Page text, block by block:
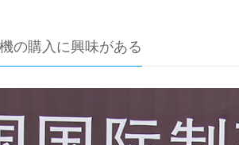
の購入に興味がある